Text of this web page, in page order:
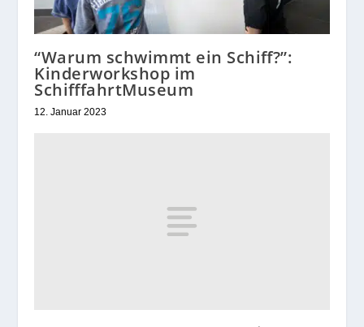
“Warum schwimmt ein Schiff?”:
Kinderworkshop im
SchifffahrtMuseum
12. Januar 2023